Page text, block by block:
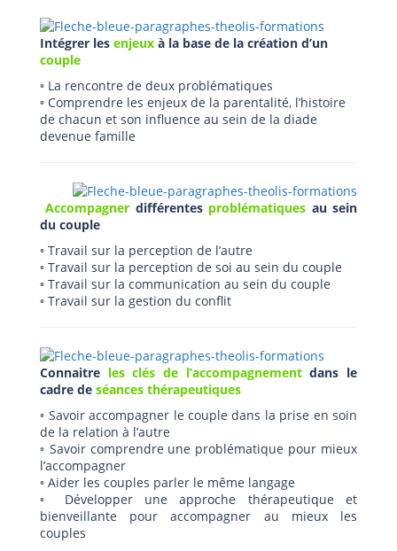
Intégrer les enjeux à la base de la création d’un
couple
◦ La rencontre de deux problématiques
◦ Comprendre les enjeux de la parentalité, l’histoire
de chacun et son influence au sein de la diade
devenue famille
Accompagner différentes problématiques au sein
du couple
◦ Travail sur la perception de l’autre
◦ Travail sur la perception de soi au sein du couple
◦ Travail sur la communication au sein du couple
◦ Travail sur la gestion du conflit
Connaitre les clés de l’accompagnementdans le
cadre de séances thérapeutiques
◦ Savoir accompagner le couple dans la prise en soin
de la relation à l’autre
◦ Savoir comprendre une problématique pour mieux
l’accompagner
◦ Aider les couples parler le même langage
◦ Développer une approche thérapeutique et
bienveillante pour accompagner au mieux les
couples